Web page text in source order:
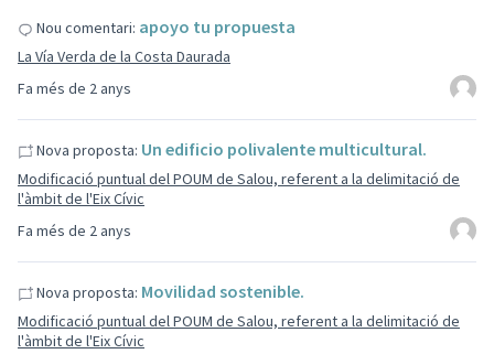
Fa més de 2 anys
Nou comentari: apoyo tu propuesta
La Vía Verda de la Costa Daurada
Fa més de 2 anys
Nova proposta: Un edificio polivalente multicultural.
Modificació puntual del POUM de Salou, referent a la delimitació de
l'àmbit de l'Eix Cívic
Nova proposta: Movilidad sostenible.
Modificació puntual del POUM de Salou, referent a la delimitació de
l'àmbit de l'Eix Cívic